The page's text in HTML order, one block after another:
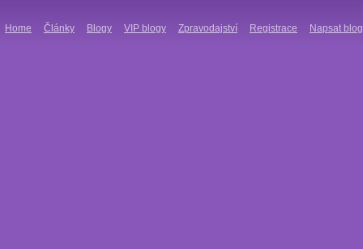
Home Články Blogy VIP blogy Zpravodajství Registrace Napsat blog